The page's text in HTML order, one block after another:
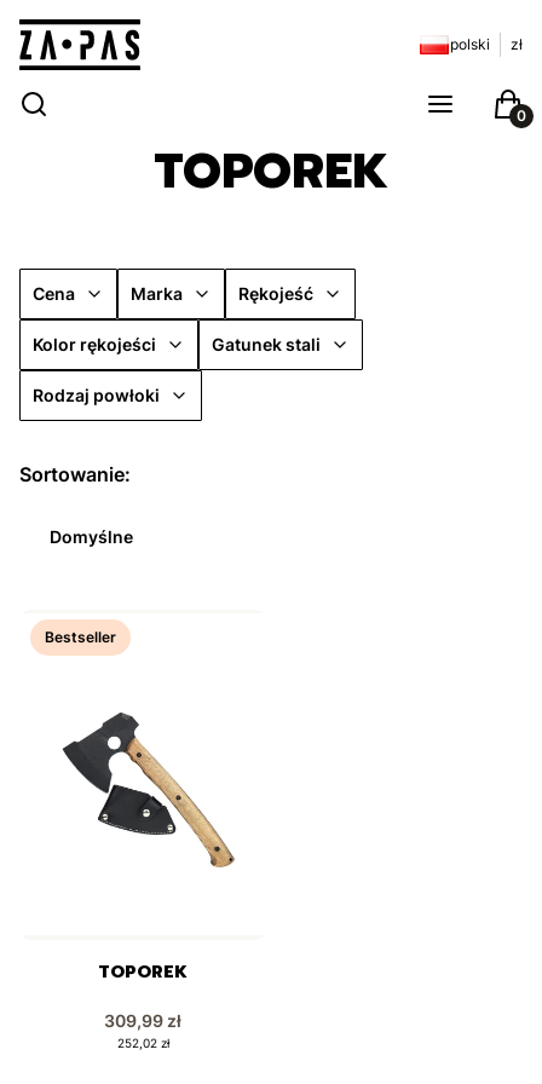
polski zł
Otwórz wyszukiwarkę
Szukaj Menu
TOPOREK
Cena Marka Rękojeść
Kolor rękojeści Gatunek stali
Rodzaj powłoki
Lista produktów
Sortowanie:
Domyślne
Bestseller
TOPOREK
Cena
309,99 zł
Cena
252,02 zł